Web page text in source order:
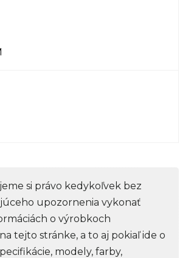
si právo kedykoľvek bez
upozornenia vykonať
o výrobkoch
tejto stránke, a to aj pokiaľ ide o
modely, farby,